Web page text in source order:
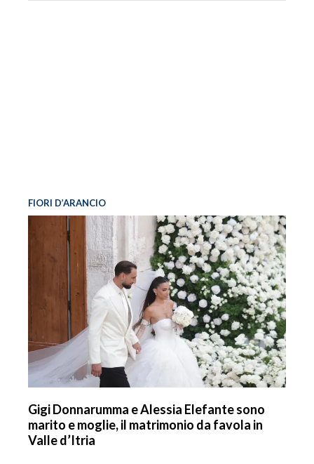
FIORI D’ARANCIO
Gigi Donnarumma e Alessia Elefante sono
marito e moglie, il matrimonio da favola in
Valle d’Itria